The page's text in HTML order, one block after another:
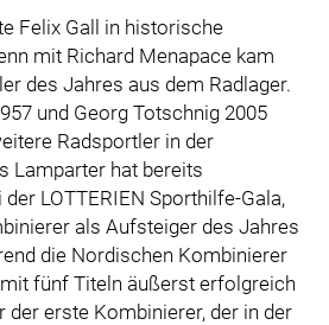
Felix Gall in historische
mit Richard Menapace kam
des Jahres aus dem Radlager.
und Georg Totschnig 2005
Radsportler in der
Lamparter hat bereits
LOTTERIEN Sporthilfe-Gala,
als Aufsteiger des Jahres
die Nordischen Kombinierer
fünf Titeln äußerst erfolgreich
der erste Kombinierer, der in der